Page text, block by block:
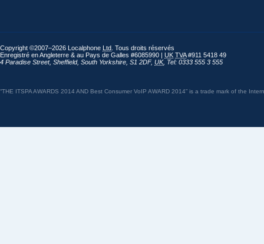
Copyright ©2007–2026 Localphone Ltd . Tous droits réservés
Enregistré en Angleterre & au Pays de Galles #6085990 | UK TVA#911 5418 49
4 Paradise Street, Sheffield, South Yorkshire S1 2DF, UK, Tel: 0333 555 3 555
“THE ITSPA AWARDS 2014 AND Best Consumer VoIP AWARD 2014” is a trade mark of the